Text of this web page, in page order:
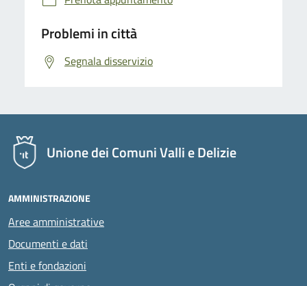
Problemi in città
Segnala disservizio
Unione dei Comuni Valli e Delizie
AMMINISTRAZIONE
Aree amministrative
Documenti e dati
Enti e fondazioni